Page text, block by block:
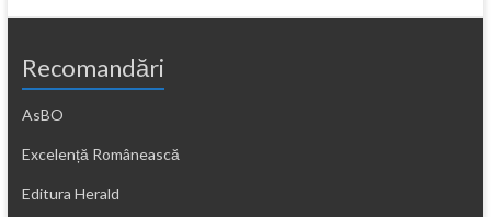
Recomandări
AsBO
Excelență Românească
Editura Herald